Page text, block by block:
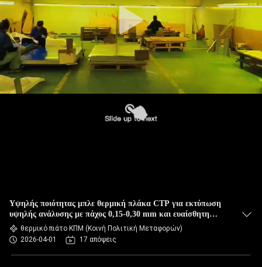
Υψηλής ποιότητας μπλε θερμική πλάκα CTP για εκτύπωση
υψηλής ανάλυσης με πάχος 0,15-0,30 mm και ευαίσθητη
πηγή φωτός 830nm
θερμικό πιάτο ΚΠΜ (Κοινή Πολιτική Μεταφορών)
2026-04-01
17 απόψεις